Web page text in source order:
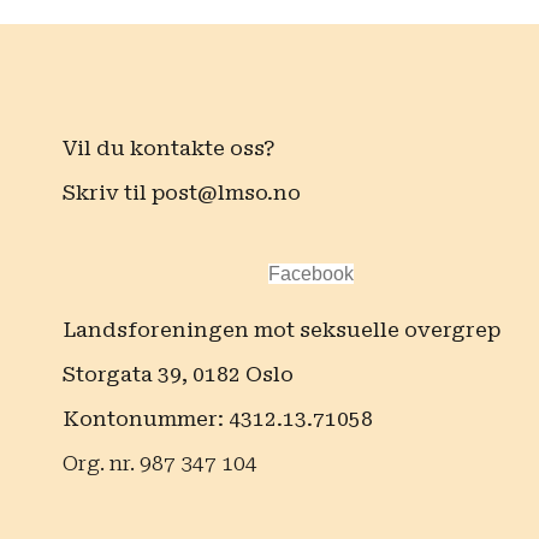
Vil du kontakte oss?
Skriv til post@lmso.no
Facebook
Landsforeningen mot seksuelle overgrep
Storgata 39, 0182 Oslo
Kontonummer: 4312.13.71058
Org. nr. 987 347 104